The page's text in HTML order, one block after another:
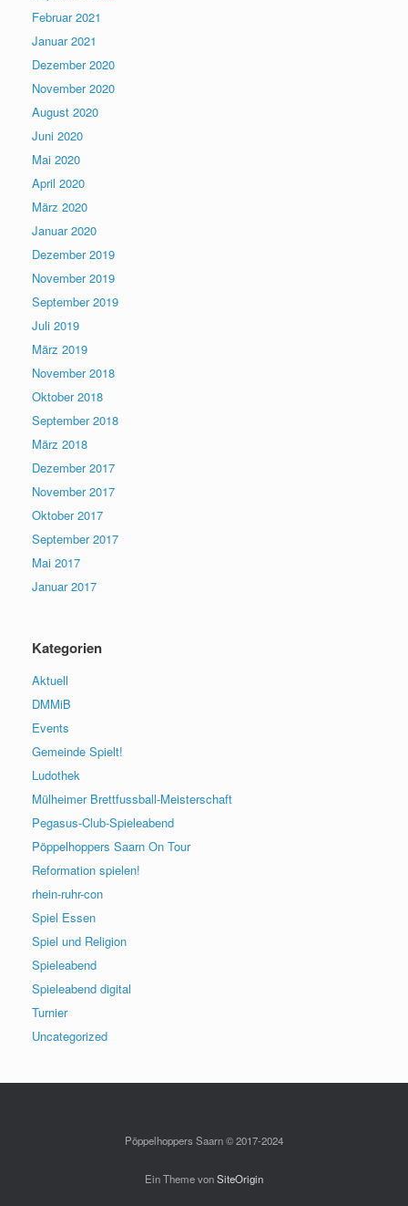
Februar 2021
Januar 2021
Dezember 2020
November 2020
August 2020
Juni 2020
Mai 2020
April 2020
März 2020
Januar 2020
Dezember 2019
November 2019
September 2019
Juli 2019
März 2019
November 2018
Oktober 2018
September 2018
März 2018
Dezember 2017
November 2017
Oktober 2017
September 2017
Mai 2017
Januar 2017
Kategorien
Aktuell
DMMiB
Events
Gemeinde Spielt!
Ludothek
Mülheimer Brettfussball-Meisterschaft
Pegasus-Club-Spieleabend
Pöppelhoppers Saarn On Tour
Reformation spielen!
rhein-ruhr-con
Spiel Essen
Spiel und Religion
Spieleabend
Spieleabend digital
Turnier
Uncategorized
Pöppelhoppers Saarn © 2017-2024
Ein Theme vonSiteOrigin